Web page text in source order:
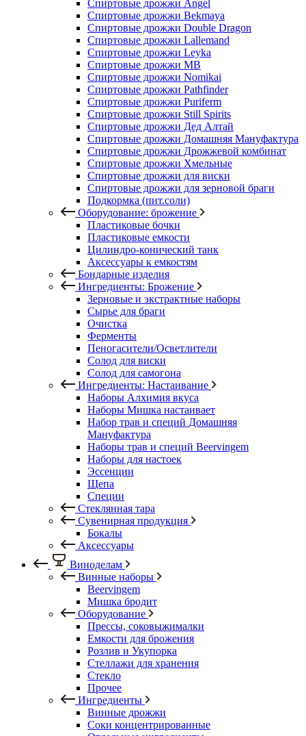
Спиртовые дрожжи Angel
Спиртовые дрожжи Bekmaya
Спиртовые дрожжи Double Dragon
Спиртовые дрожжи Lallemand
Спиртовые дрожжи Leyka
Спиртовые дрожжи MB
Спиртовые дрожжи Nomikai
Спиртовые дрожжи Pathfinder
Спиртовые дрожжи Puriferm
Спиртовые дрожжи Still Spirits
Спиртовые дрожжи Дед Алтай
Спиртовые дрожжи Домашняя Мануфактура
Спиртовые дрожжи Дрожжевой комбинат
Спиртовые дрожжи Хмельные
Спиртовые дрожжи для виски
Спиртовые дрожжи для зерновой браги
Подкормка (пит.соли)
Оборудование: брожение
Пластиковые бочки
Пластиковые емкости
Цилиндро-конический танк
Аксессуары к емкостям
Бондарные изделия
Ингредиенты: Брожение
Зерновые и экстрактные наборы
Сырье для браги
Очистка
Ферменты
Пеногасители/Осветлители
Солод для виски
Солод для самогона
Ингредиенты: Настаивание
Наборы Алхимия вкуса
Наборы Мишка настаивает
Набор трав и специй Домашняя
Мануфактура
Наборы трав и специй Beervingem
Наборы для настоек
Эссенции
Щепа
Специи
Стеклянная тара
Сувенирная продукция
Бокалы
Аксессуары
Виноделам
Винные наборы
Beervingem
Мишка бродит
Оборудование
Прессы, соковыжималки
Емкости для брожения
Розлив и Укупорка
Стеллажи для хранения
Стекло
Прочее
Ингредиенты
Винные дрожжи
Соки концентрированные